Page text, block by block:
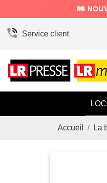
🛤️
Service client
Accueil La